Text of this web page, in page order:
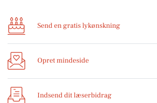
Send en gratis lykønskning
Opret mindeside
Indsend dit læserbidrag